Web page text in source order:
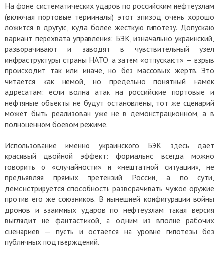
На фоне систематических ударов по российским нефтеузлам
(включая портовые терминалы) этот эпизод очень хорошо
ложится в другую, куда более жёсткую гипотезу. Допускаю
вариант перехвата управления: БЭК, изначально украинский,
разворачивают и заводят в чувствительный узел
инфраструктуры страны НАТО, а затем «отпускают» — взрыв
происходит так или иначе, но без массовых жертв. Это
читается как немой, но предельно понятный намёк
адресатам: если волна атак на российские портовые и
нефтяные объекты не будут остановлены, тот же сценарий
может быть реализован уже не в демонстрационном, а в
полноценном боевом режиме.
Использование именно украинского БЭК здесь даёт
красивый двойной эффект: формально всегда можно
говорить о «случайности» и «нештатной ситуации», не
предъявляя прямых претензий России, а по сути,
демонстрируется способность разворачивать чужое оружие
против его же союзников. В нынешней конфигурации войны
дронов и взаимных ударов по нефтеузлам такая версия
выглядит не фантастикой, а одним из вполне рабочих
сценариев — пусть и остаётся на уровне гипотезы без
публичных подтверждений.